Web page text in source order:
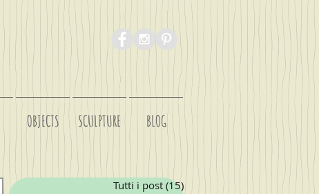
OBJECTS SCULPTURE BLOG
Tutti i post (15)15 post